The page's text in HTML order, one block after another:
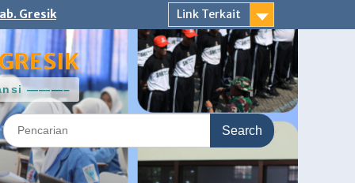
Gresik Link Terkait
———–
Search
for: